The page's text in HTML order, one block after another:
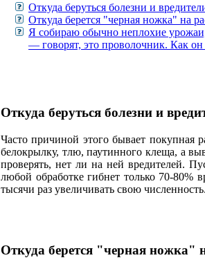
Откуда беруться болезни и
Откуда берется "черная ножка" на
Я собираю обычно неплохие
— говорят, это проволочник. Как он
Откуда беруться болезни и
Часто причиной этого бывает покупная
белокрылку, тлю, паутинного клеща, а
проверять, нет ли на ней вредителей.
любой обработке гибнет только 70-80%
тысячи раз увеличивать свою
Откуда берется "черная ножка"